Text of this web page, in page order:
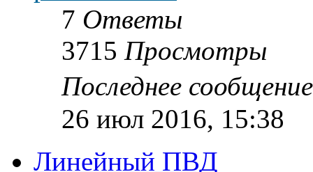
7 Ответы
3715 Просмотры
Последнее
26 июл 2016, 15:38
Линейный ПВД